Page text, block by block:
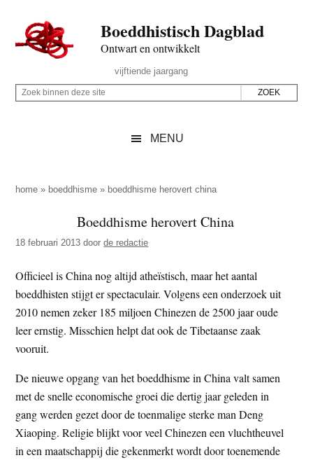
naar
de
inhoud
secondary
naar
de
sidebar
naar
de
Boeddhistisch Dagblad
Ontwart en ontwikkelt
Rechts
vijftiende jaargang
Z
p
z
e
s
i
t
e
Z
i
e
d
e
z
e
s
t
e
MENU
home » boeddhisme » boeddhisme herovert china
Boeddhisme herovert China
18 februari 2013 doorde redactie
Officieel is China nog altijd atheïstisch, maar het aantal
boeddhisten stijgt er spectaculair. Volgens een onderzoek uit
2010 nemen zeker 185 miljoen Chinezen de 2500 jaar oude
leer ernstig. Misschien helpt dat ook de Tibetaanse zaak
vooruit.
De nieuwe opgang van het boeddhisme in China valt samen
met de snelle economische groei die dertig jaar geleden in
gang werden gezet door de toenmalige sterke man Deng
Xiaoping. Religie blijkt voor veel Chinezen een vluchtheuvel
in een maatschappij die gekenmerkt wordt door toenemende